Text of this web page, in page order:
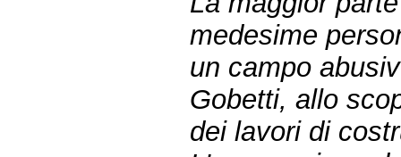
medesime
un campo
Gobetti, allo
dei lavori di